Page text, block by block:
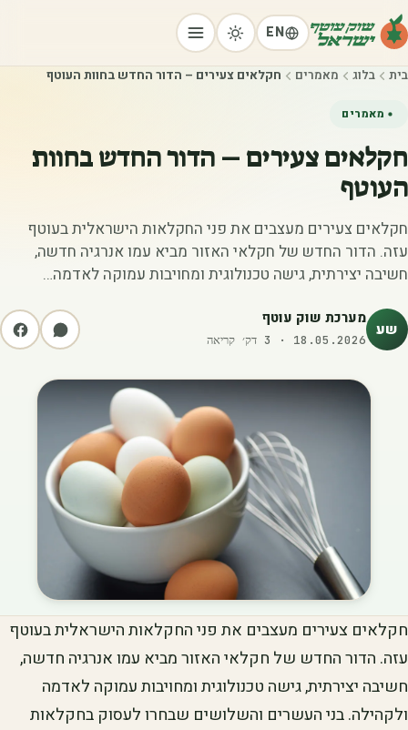
EN
בית בלוג מאמרים חקלאים צעירים – הדור החדש בחוות העוטף
מאמרים
חקלאים צעירים – הדור החדש בחוות
העוטף
חקלאים צעירים מעצבים את פני החקלאות הישראלית בעוטף
עזה. הדור החדש של חקלאי האזור מביא עמו אנרגיה חדשה,
חשיבה יצירתית, גישה טכנולוגית ומחויבות עמוקה לאדמה…
שע מערכת שוק עוטף
18.05.2026
·
3 דק׳ קריאה
חקלאים צעירים מעצבים את פני החקלאות הישראלית בעוטף
עזה. הדור החדש של חקלאי האזור מביא עמו אנרגיה חדשה,
חשיבה יצירתית, גישה טכנולוגית ומחויבות עמוקה לאדמה
ולקהילה. בני העשרים והשלושים שבחרו לעסוק בחקלאות